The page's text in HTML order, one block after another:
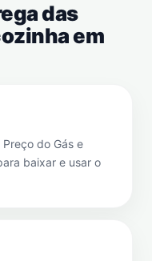
das
em
do Gás e
baixar e usar o